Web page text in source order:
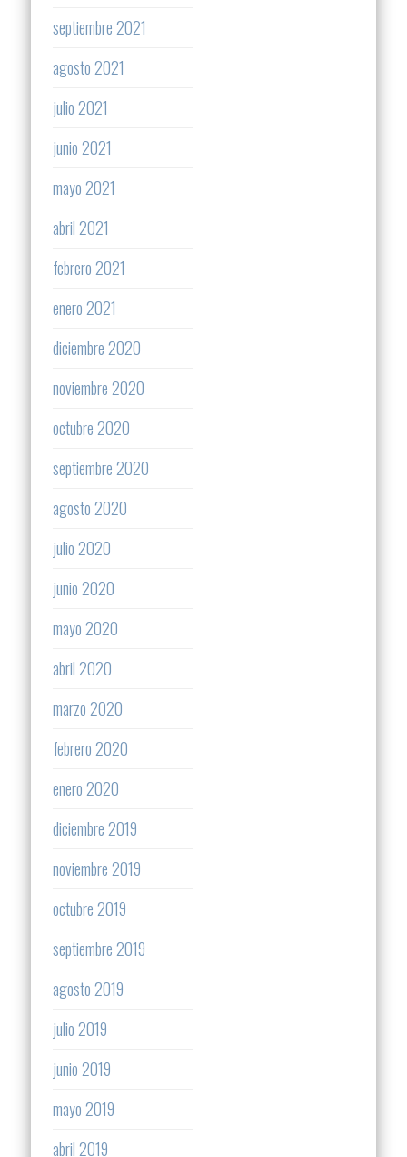
septiembre 2021
agosto 2021
julio 2021
junio 2021
mayo 2021
abril 2021
febrero 2021
enero 2021
diciembre 2020
noviembre 2020
octubre 2020
septiembre 2020
agosto 2020
julio 2020
junio 2020
mayo 2020
abril 2020
marzo 2020
febrero 2020
enero 2020
diciembre 2019
noviembre 2019
octubre 2019
septiembre 2019
agosto 2019
julio 2019
junio 2019
mayo 2019
abril 2019